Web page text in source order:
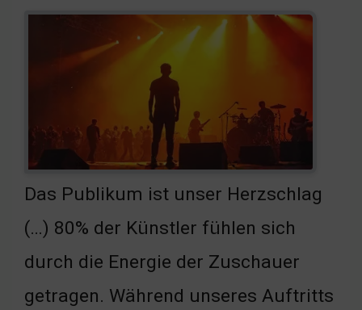
Das Publikum ist unser Herzschlag
(…) 80% der Künstler fühlen sich
durch die Energie der Zuschauer
getragen. Während unseres Auftritts